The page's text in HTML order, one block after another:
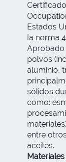
Estados
la norma
Aprobado
polvos
aluminio,
sólidos
como:
entre
aceites.
Materiales